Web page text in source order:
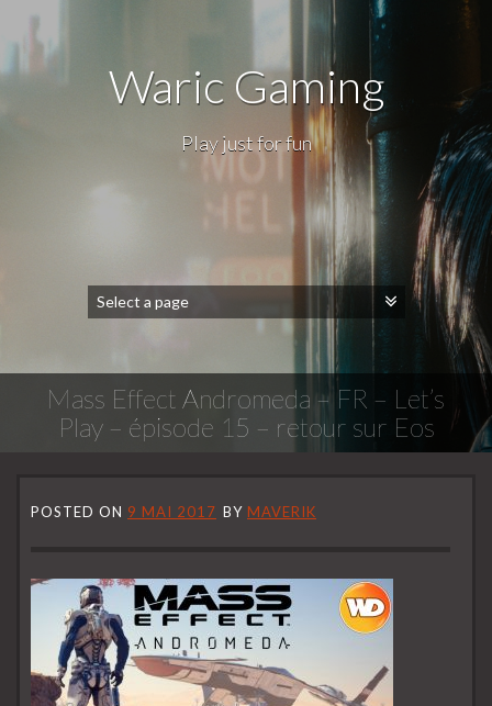
Waric Gaming
Play just for fun
Mass Effect Andromeda – FR – Let’s
Play – épisode 15 – retour sur Eos
POSTED ON 9 MAI 2017 BY MAVERIK